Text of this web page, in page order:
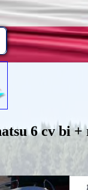
6 cv bi